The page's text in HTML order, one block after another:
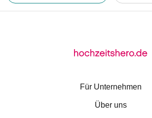
Für Unternehmen
Über uns